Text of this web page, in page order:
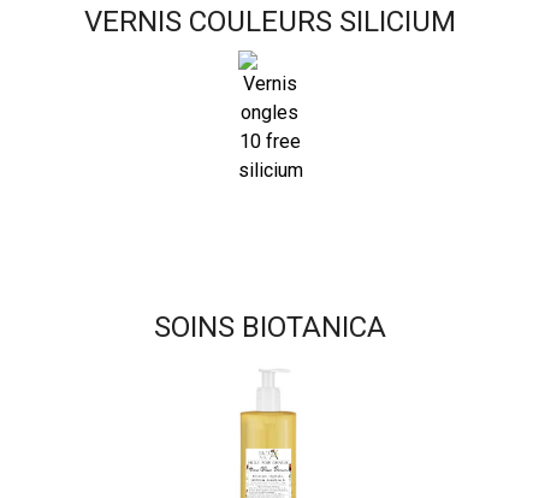
VERNIS COULEURS SILICIUM
SOINS BIOTANICA